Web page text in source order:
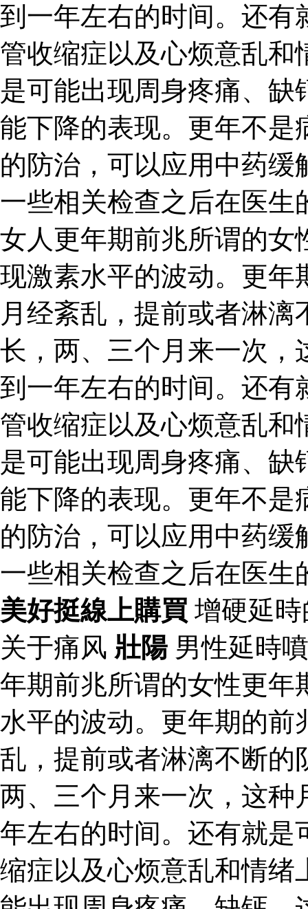
到一年左右的时间。还有
管收缩症以及心烦意乱和
是可能出现周身疼痛、
能下降的表现。更年不是
的防治，可以应用中药
一些相关检查之后在医生
女人更年期前兆所谓的女
现激素水平的波动。更年
月经紊乱，提前或者淋
长，两、三个月来一次，
到一年左右的时间。还有
管收缩症以及心烦意乱和
是可能出现周身疼痛、
能下降的表现。更年不是
的防治，可以应用中药
一些相关检查之后在医生
美好挺線上購買 增硬延
关于痛风 壯陽 男性延時
年期前兆所谓的女性更年
水平的波动。更年期的前
乱，提前或者淋漓不断的
两、三个月来一次，这种
年左右的时间。还有就是
缩症以及心烦意乱和情绪